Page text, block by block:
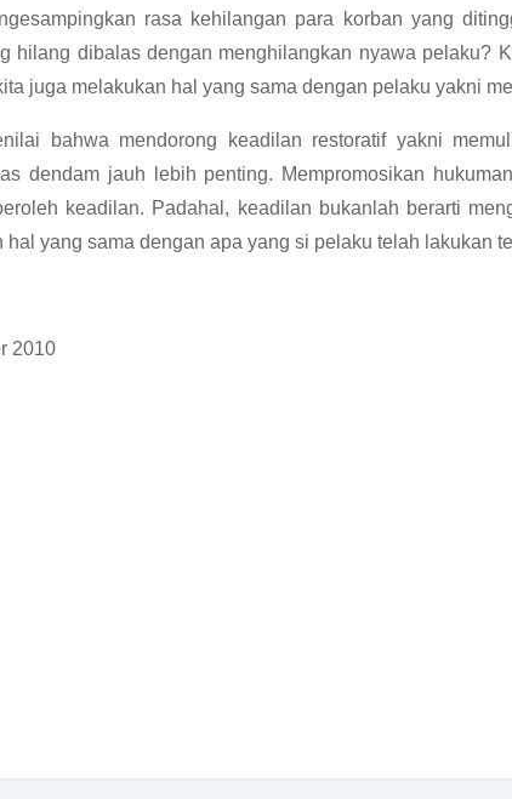
rasa kehilangan para korban yang
hilang dibalas dengan menghilangkan nyawa pelaku?
juga melakukan hal yang sama dengan pelaku yakni
bahwa mendorong keadilan restoratif yakni
dendam jauh lebih penting. Mempromosikan
keadilan. Padahal, keadilan bukanlah berarti
hal yang sama dengan apa yang si pelaku telah lakukan
2010